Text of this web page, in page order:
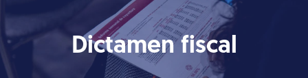
Dictamen fiscal